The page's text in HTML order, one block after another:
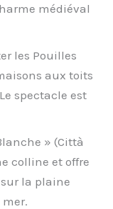
médiéval
les Pouilles
aux toits
spectacle est
» (Città
colline et offre
la plaine
mer.